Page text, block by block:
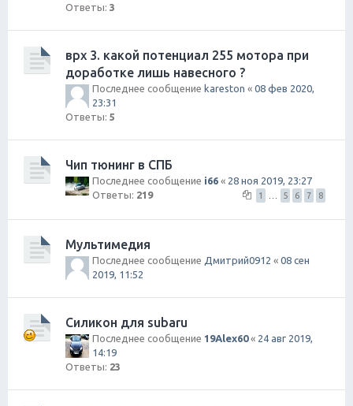
Ответы: 3
врх 3. какой потенциал 255 мотора при
доработке лишь навесного ?
Последнее сообщение kareston « 08 фев 2020,
23:31
Ответы: 5
Чип тюнинг в СПБ
Последнее сообщение i66 « 28 ноя 2019, 23:27
Ответы: 219 1 5 6 7 8
Мультимедия
Последнее сообщение Дмитрий0912 « 08 сен
2019, 11:52
Силикон для subaru
Последнее сообщение 19Alex60« 24 авг 2019,
14:19
Ответы: 23